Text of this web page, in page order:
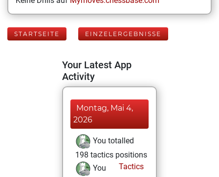
STARTSEITE EINZELERGEBNISSE
Your Latest App
Activity
Montag, Mai 4,
2026
You totalled
198 tactics positions
Tactics
You